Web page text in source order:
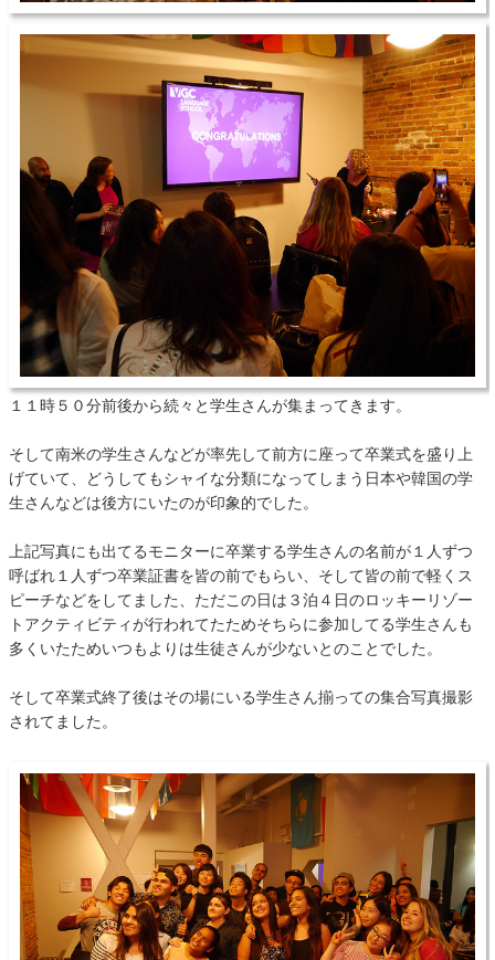
１１時５０分前後から続々と学生さんが集まってきます。
そして南米の学生さんなどが率先して前方に座って卒業式を盛り上
げていて、どうしてもシャイな分類になってしまう日本や韓国の学
生さんなどは後方にいたのが印象的でした。
上記写真にも出てるモニターに卒業する学生さんの名前が１人ずつ
呼ばれ１人ずつ卒業証書を皆の前でもらい、そして皆の前で軽くス
ピーチなどをしてました、ただこの日は３泊４日のロッキーリゾー
トアクティビティが行われてたためそちらに参加してる学生さんも
多くいたためいつもよりは生徒さんが少ないとのことでした。
そして卒業式終了後はその場にいる学生さん揃っての集合写真撮影
されてました。